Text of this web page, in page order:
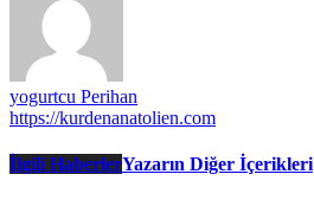
yogurtcu Perihan
https://kurdenanatolien.com
İlgili HaberlerYazarın Diğer İçerikleri